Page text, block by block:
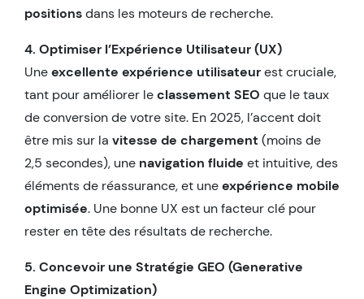
positionsdans les moteurs de recherche.
4. Optimiser l’Expérience Utilisateur (UX)
Uneexcellente expérience utilisateurest cruciale,
tant pour améliorer leclassement SEO que le taux
de conversion de votre site. En 2025, l’accent doit
être mis sur la vitesse de chargement (moins de
2,5 secondes), une navigation fluide et intuitive, des
éléments de réassurance, et uneexpérience mobile
optimisée. Une bonne UX est un facteur clé pour
rester en tête des résultats de recherche.
5. Concevoir une Stratégie GEO (Generative
Engine Optimization)